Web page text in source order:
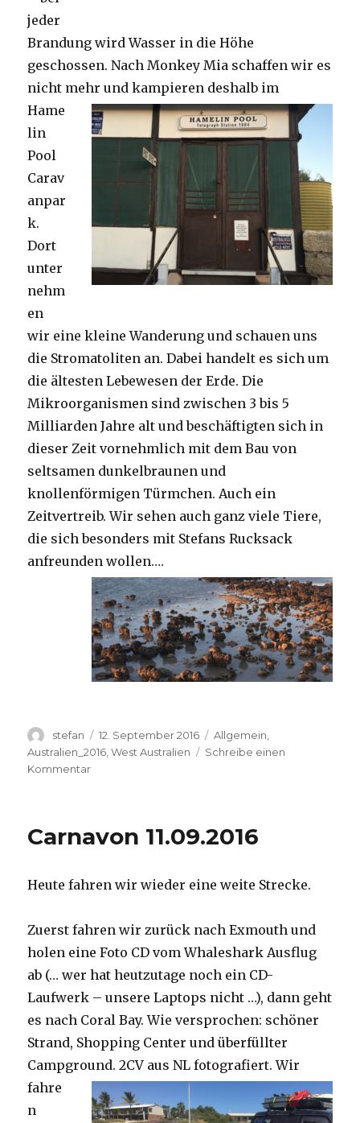
jeder
Brandung wird Wasser in die Höhe
geschossen. Nach Monkey Mia schaffen wir es
nicht mehr und kampieren deshalb im
Hame
lin
Pool
Carav
anpar
k.
Dort
unter
nehm
en
wir eine kleine Wanderung und schauen uns
die Stromatoliten an. Dabei handelt es sich um
die ältesten Lebewesen der Erde. Die
Mikroorganismen sind zwischen 3 bis 5
Milliarden Jahre alt und beschäftigten sich in
dieser Zeit vornehmlich mit dem Bau von
seltsamen dunkelbraunen und
knollenförmigen Türmchen. Auch ein
Zeitvertreib. Wir sehen auch ganz viele Tiere,
die sich besonders mit Stefans Rucksack
anfreunden wollen….
Autor
stefan
Veröffentlicht
am
12. September 2016 Kategorien
Allgemein
Australien_2016 ,West Australien
Schreibe einen
Kommentarzu
Carnavon 11.09.2016
Heute fahren wir wieder eine weite Strecke.
Zuerst fahren wir zurück nach Exmouth und
holen eine Foto CD vom Whaleshark Ausflug
ab (… wer hat heutzutage noch ein CD-
Laufwerk – unsere Laptops nicht …), dann geht
es nach Coral Bay. Wie versprochen: schöner
Strand, Shopping Center und überfüllter
Campground.2CV aus NL fotografiert. Wir
fahre
n